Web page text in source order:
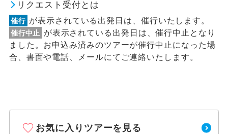
リクエスト受付とは
催行 が表示されている出発日は、催行いたします。
催行中止
が表示されている出発日は、催行中止となり
ました。お申込み済みのツアーが催行中止になった場
合、書面や電話、メールにてご連絡いたします。
お気に入りツアーを見る